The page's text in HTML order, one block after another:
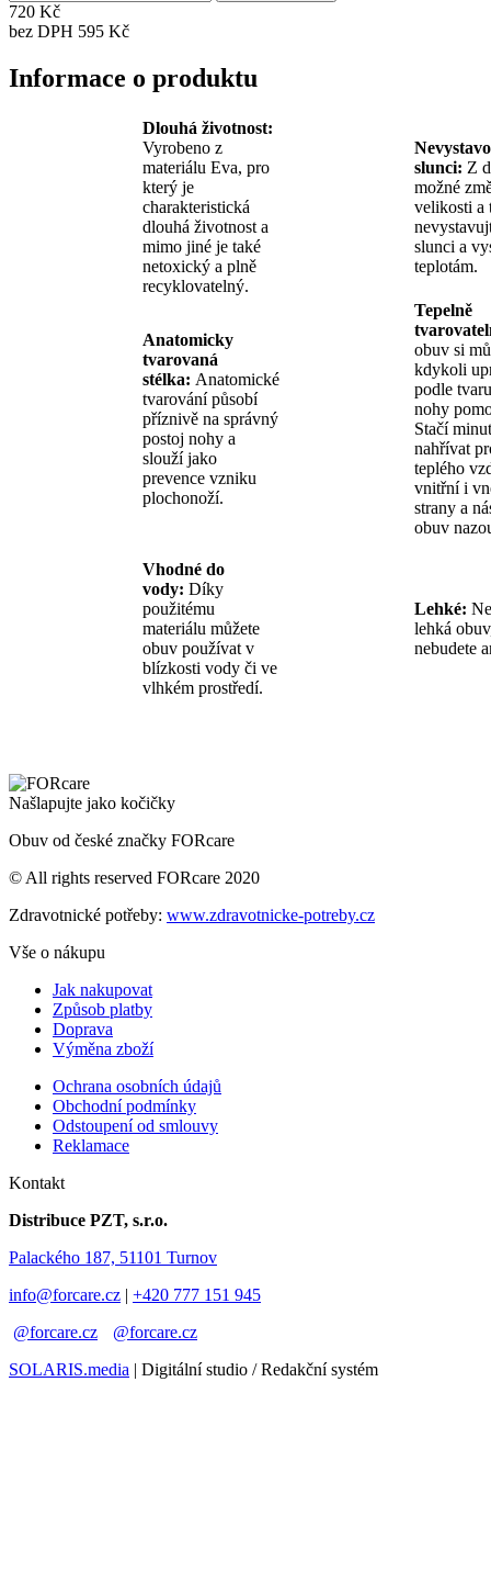
720 Kč
bez DPH 595 Kč
Informace o produktu
Dlouhá životnost:
Vyrobeno z
materiálu Eva, pro
který je
charakteristická
dlouhá životnost a
mimo jiné je také
netoxický a plně
recyklovatelný.
slunci: Z
možné
velikosti a
slunci a
teplotám.
Anatomicky
tvarovaná
stélka: Anatomické
tvarování působí
příznivě na správný
postoj nohy a
slouží jako
prevence vzniku
plochonoží.
Tepelně
obuv si
kdykoli
podle
nohy
Stačí
nahřívat
teplého
vnitřní i
strany a
obuv
Vhodné do
vody: Díky
použitému
materiálu můžete
obuv používat v
blízkosti vody či ve
vlhkém prostředí.
Lehké:
lehká
nebudete
Našlapujte jako kočičky
Obuv od české značky FORcare
© All rights reserved FORcare 2020
Zdravotnické potřeby: www.zdravotnicke-potreby.cz
Vše o nákupu
Jak nakupovat
Způsob platby
Doprava
Výměna zboží
Ochrana osobních údajů
Obchodní podmínky
Odstoupení od smlouvy
Reklamace
Kontakt
Distribuce PZT, s.r.o.
Palackého 187, 51101 Turnov
info@forcare.cz | +420 777 151 945
@forcare.cz
@forcare.cz
SOLARIS.media | Digitální studio / Redakční systém